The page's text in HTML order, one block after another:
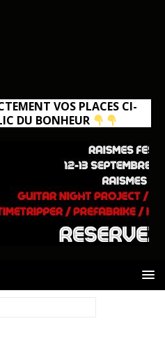
VOS PLACES CI-
DU BONHEUR